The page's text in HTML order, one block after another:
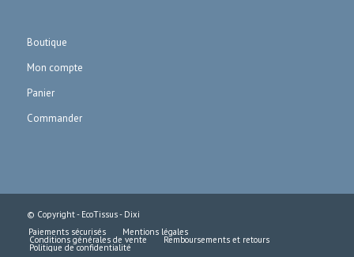
Boutique
Mon compte
Panier
Commander
© Copyright - EcoTissus - Dixi
Paiements sécurisés
Mentions légales
Conditions générales de vente Remboursements et retours
Politique de confidentialité